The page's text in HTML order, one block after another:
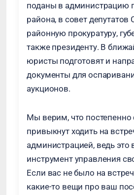
поданы в администрацию
района, в совет депутатов
районную прокуратуру,
также президенту. В
юристы подготовят и
документы для
аукционов.
Мы верим, что постепенно
привыкнут ходить на
администрацией, ведь это
инструмент управления
Если вас не было на
какие-то вещи про ваш